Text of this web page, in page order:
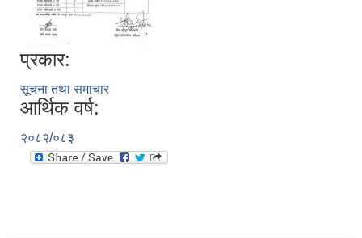
प्रकार:
सूचना तथा समाचार
आर्थिक वर्ष:
२०८२/०८३